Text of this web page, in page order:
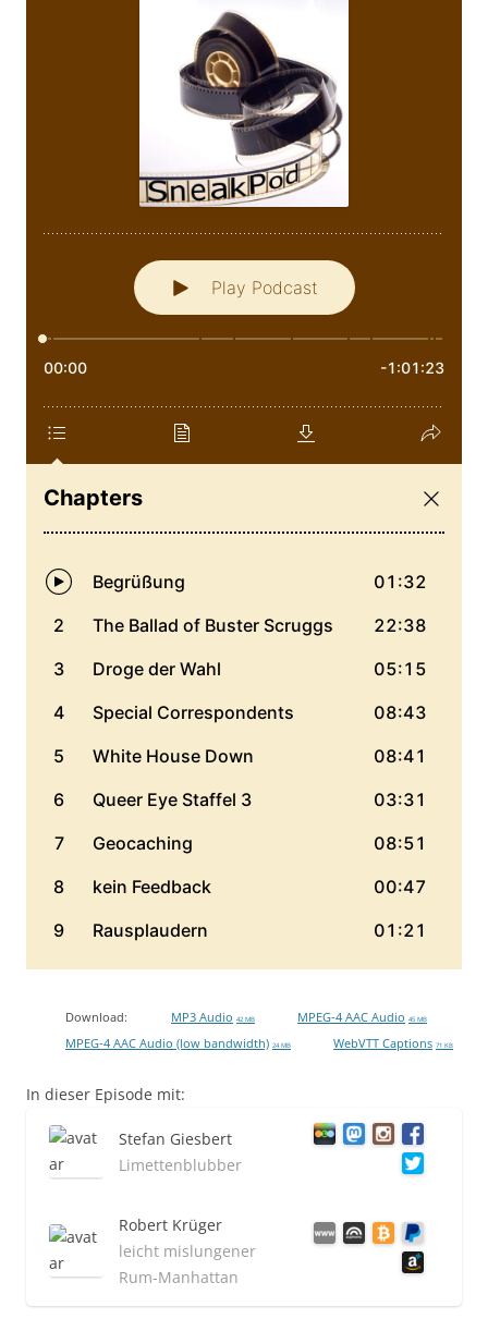
Download: MP3 Audio 42 MB MPEG-4 AAC Audio 45 MB
MPEG-4 AAC Audio (low bandwidth) 24 MB WebVTT Captions 71 KB
In dieser Episode mit:
Stefan Giesbert
Limettenblubber
Robert Krüger
leicht mislungener
Rum-Manhattan